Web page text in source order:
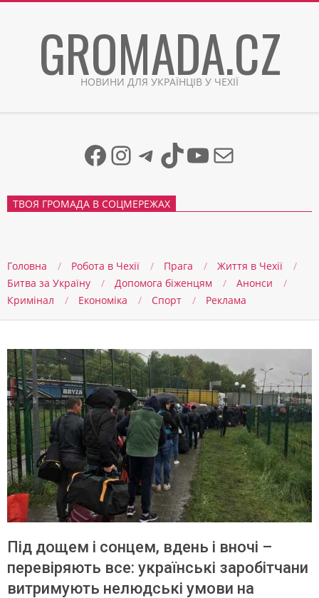
GROMADA.CZ
НОВИНИ ДЛЯ УКРАЇНЦІВ У ЧЕХІЇ
Facebook
Instagram
Telegram
TikTok
YouTube
Mail
ТВОЯ ГРОМАДА В СОЦМЕРЕЖАХ
Головна Робота в Чехії Прага
Життя в Чеxії
Битва за Україну
Допомога біженцям
Анонси
Кримінал
Економіка Спорт Реклама
Під дощем і сонцем, вдень і вночі –
перевіряють все: українські заробітчани
витримують нелюдські умови на